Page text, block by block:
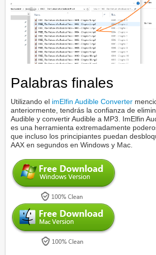
Palabras finales
Utilizando el imElfin Audible Converter
anteriormente, tendrás la confianza de
Audible y convertir Audible a MP3. ImElfin
es una herramienta extremadamente
que incluso los principiantes puedan
AAX en segundos en Windows y Mac.